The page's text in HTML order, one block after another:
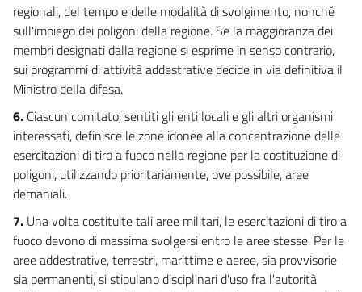
28
29
30
31
SEZIONE III
CAPI DI STATO MAGGIORE DI FORZA ARMATA E COMANDANTE GENERALE
DELL'ARMA DEI CARABINIERI
32
33
34
SEZIONE IV
UFFICI DEGLI ADDETTI DELLE FORZE ARMATE IN SERVIZIO ALL'ESTERO
35
regionali, del tempo e delle modalità di svolgimento, nonché
sull'impiego dei poligoni della regione. Se la maggioranza dei
membri designati dalla regione si esprime in senso contrario,
sui programmi di attività addestrative decide in via definitiva il
Ministro della difesa.
6. Ciascun comitato, sentiti gli enti locali e gli altri organismi
interessati, definisce le zone idonee alla concentrazione delle
esercitazioni di tiro a fuoco nella regione per la costituzione di
poligoni, utilizzando prioritariamente, ove possibile, aree
demaniali.
7. Una volta costituite tali aree militari, le esercitazioni di tiro a
fuoco devono di massima svolgersi entro le aree stesse. Per le
aree addestrative, terrestri, marittime e aeree, sia provvisorie
sia permanenti, si stipulano disciplinari d'uso fra l'autorità